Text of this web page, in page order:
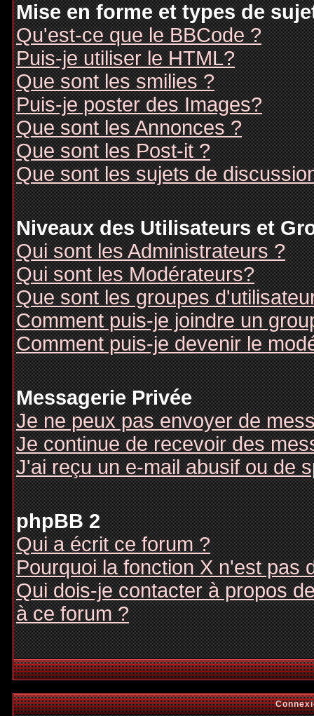
Mise en forme et types de
Qu'est-ce que le BBCode ?
Puis-je utiliser le HTML?
Que sont les smilies ?
Puis-je poster des Images?
Que sont les Annonces ?
Que sont les Post-it ?
Que sont les sujets de
Niveaux des Utilisateurs et
Qui sont les Administrateurs ?
Qui sont les Modérateurs?
Que sont les groupes
Comment puis-je joindre un
Comment puis-je devenir le
Messagerie Privée
Je ne peux pas envoyer de
Je continue de recevoir des
J'ai reçu un e-mail abusif ou de
phpBB 2
Qui a écrit ce forum ?
Pourquoi la fonction X n'est pas
Qui dois-je contacter à propos
à ce forum ?